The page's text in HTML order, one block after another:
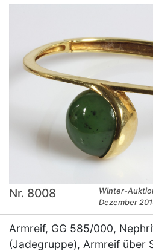
Nr. 8008
Winter-
Dezember
Armreif, GG 585/000,
(Jadegruppe), Armreif über